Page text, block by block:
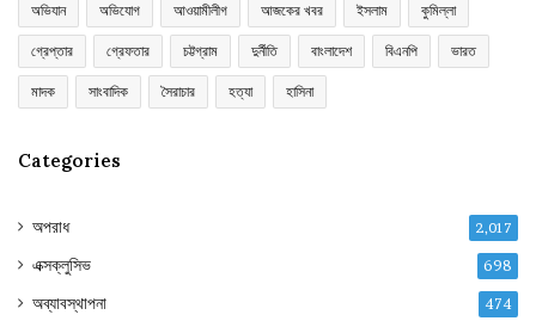
অভিযান অভিযোগ আওয়ামীলীগ আজকের খবর ইসলাম কুমিল্লা
গ্রেপ্তার গ্রেফতার চট্টগ্রাম দুর্নীতি বাংলাদেশ বিএনপি ভারত
মাদক সাংবাদিক সৈরাচার হত্যা হাসিনা
Categories
অপরাধ 2,017
এক্সক্লুসিভ 698
অব্যাবস্থাপনা 474